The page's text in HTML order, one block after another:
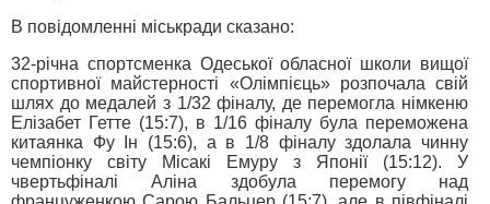
В повідомленні міськради сказано:
32-річна спортсменка Одеської обласної школи вищої
спортивної майстерності «Олімпієць» розпочала свій
шлях до медалей з 1/32 фіналу, де перемогла німкеню
Елізабет Гетте (15:7), в 1/16 фіналу була переможена
китаянка Фу Ін (15:6), а в 1/8 фіналу здолала чинну
чемпіонку світу Місакі Емуру з Японії (15:12). У
чвертьфіналі Аліна здобула перемогу над